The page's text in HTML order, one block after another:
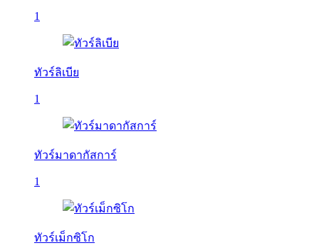
1
ทัวร์ลิเบีย
1
ทัวร์มาดากัสการ์
1
ทัวร์เม็กซิโก